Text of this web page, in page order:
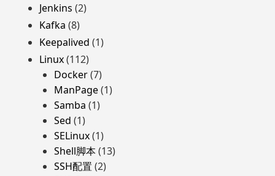
Jenkins (2)
Kafka (8)
Keepalived (1)
Linux(112)
Docker(7)
ManPage(1)
Samba (1)
Sed (1)
SELinux(1)
Shell脚本(13)
SSH配置 (2)